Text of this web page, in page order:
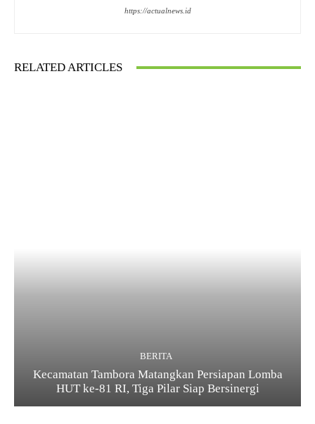
https://actualnews.id
RELATED ARTICLES
BERITA
Kecamatan Tambora Matangkan Persiapan Lomba
HUT ke-81 RI, Tiga Pilar Siap Bersinergi